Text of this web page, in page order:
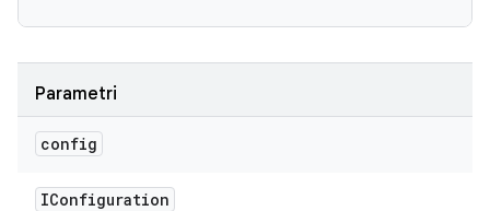
Parametri
config
IConfiguration